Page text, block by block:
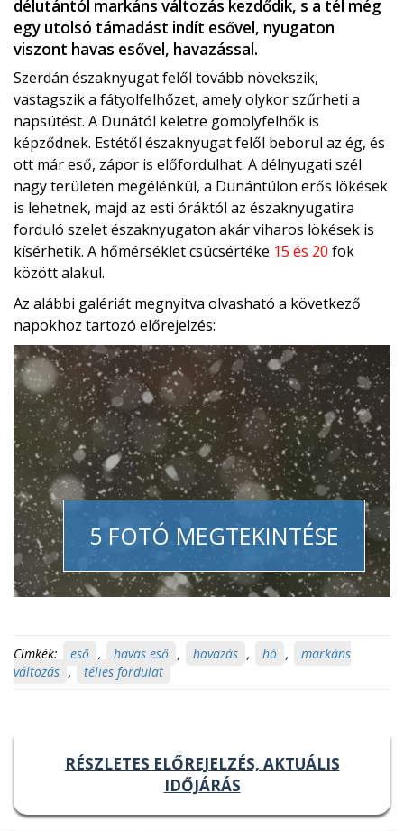
délutántól markáns változás kezdődik, s a tél még
egy utolsó támadást indít esővel, nyugaton
viszont havas esővel, havazással.
Szerdán északnyugat felől tovább növekszik,
vastagszik a fátyolfelhőzet, amely olykor szűrheti a
napsütést. A Dunától keletre gomolyfelhők is
képződnek. Estétől északnyugat felől beborul az ég, és
ott már eső, zápor is előfordulhat. A délnyugati szél
nagy területen megélénkül, a Dunántúlon erős lökések
is lehetnek, majd az esti óráktól az északnyugatira
forduló szelet északnyugaton akár viharos lökések is
kísérhetik. A hőmérséklet csúcsértéke 15 és 20 fok
között alakul.
Az alábbi galériát megnyitva olvasható a következő
napokhoz tartozó előrejelzés:
5 FOTÓ MEGTEKINTÉSE
Címkék: eső , havas eső , havazás , hó ,
markáns
változás , télies fordulat
RÉSZLETES ELŐREJELZÉS, AKTUÁLIS
IDŐJÁRÁS